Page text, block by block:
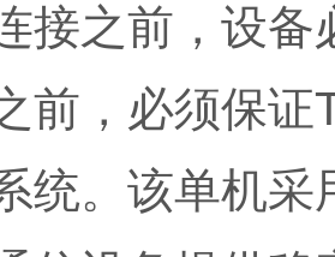
接之前，设
前，必须保
统。该单机